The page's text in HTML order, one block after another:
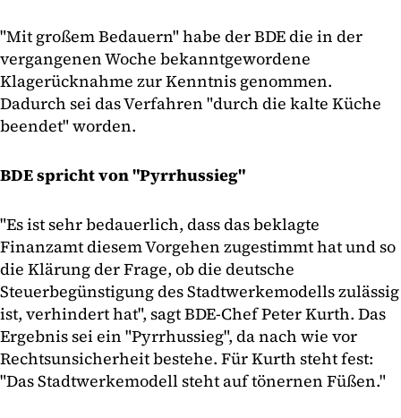
"Mit großem Bedauern" habe der BDE die in der
vergangenen Woche bekanntgewordene
Klagerücknahme zur Kenntnis genommen.
Dadurch sei das Verfahren "durch die kalte Küche
beendet" worden.
BDE spricht von "Pyrrhussieg"
"Es ist sehr bedauerlich, dass das beklagte
Finanzamt diesem Vorgehen zugestimmt hat und so
die Klärung der Frage, ob die deutsche
Steuerbegünstigung des Stadtwerkemodells zulässig
ist, verhindert hat", sagt BDE-Chef Peter Kurth. Das
Ergebnis sei ein "Pyrrhussieg", da nach wie vor
Rechtsunsicherheit bestehe. Für Kurth steht fest:
"Das Stadtwerkemodell steht auf tönernen Füßen."